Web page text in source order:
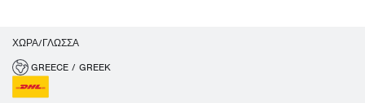
ΧΏΡΑ/ΓΛΏΣΣΑ
GREECE / GREEK